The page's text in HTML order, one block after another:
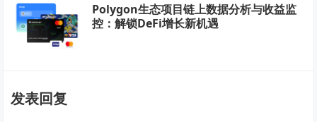
Polygon生态项目链上数据分析与收益监
控：解锁DeFi增长新机遇
发表回复